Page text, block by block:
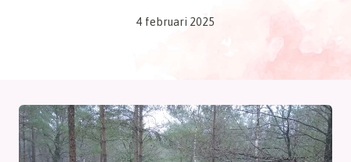
4 februari 2025